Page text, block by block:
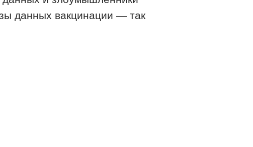
данных вакцинации — так